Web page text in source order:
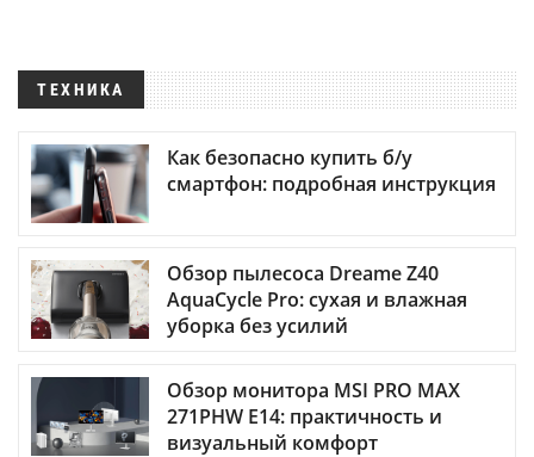
ТЕХНИКА
Как безопасно купить б/у
смартфон: подробная инструкция
Обзор пылесоса Dreame Z40
AquaCycle Pro: сухая и влажная
уборка без усилий
Обзор монитора MSI PRO MAX
271PHW E14: практичность и
визуальный комфорт